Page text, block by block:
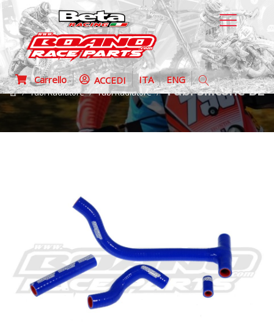
Carrello ACCEDI ITA ENG
Tubi Radiatore Tubi Radiatore Tubi silicone